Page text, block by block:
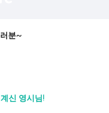
분~
신 영시님!